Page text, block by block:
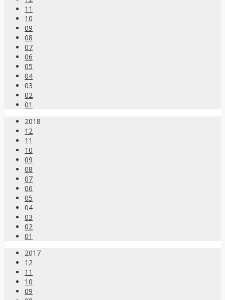
11
10
09
08
07
06
05
04
03
02
01
2018
12
11
10
09
08
07
06
05
04
03
02
01
2017
12
11
10
09